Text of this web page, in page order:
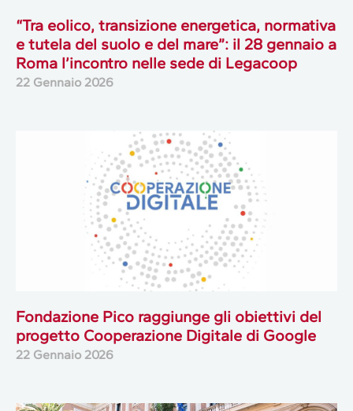
“Tra eolico, transizione energetica, normativa
e tutela del suolo e del mare”: il 28 gennaio a
Roma l’incontro nelle sede di Legacoop
22 Gennaio 2026
Fondazione Pico raggiunge gli obiettivi del
progetto Cooperazione Digitale di Google
22 Gennaio 2026